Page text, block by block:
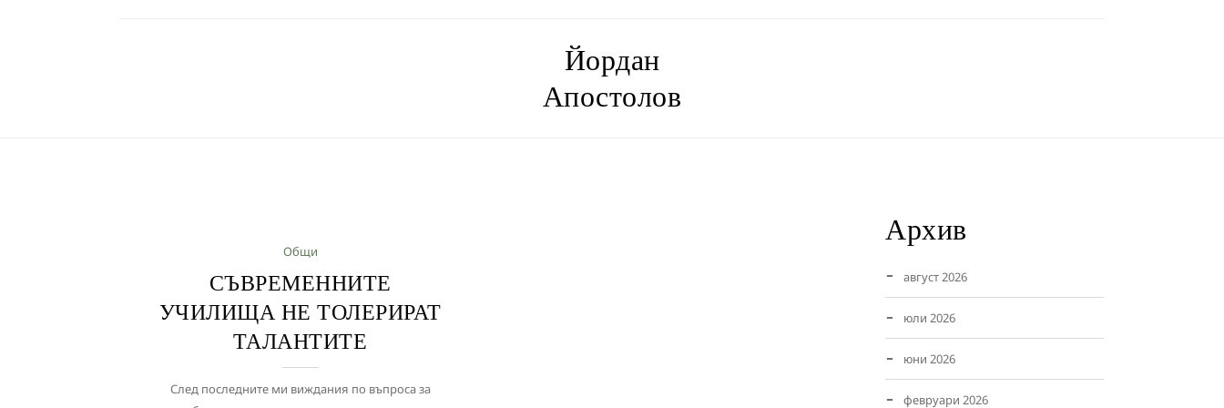
Йордан
Апостолов
Общи
СЪВРЕМЕННИТЕ
УЧИЛИЩА НЕ ТОЛЕРИРАТ
ТАЛАНТИТЕ
След последните ми виждания по въпроса за
Архив
август 2026
юли 2026
юни 2026
февруари 2026